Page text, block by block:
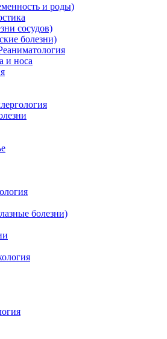
и роды)
сосудов)
болезни)
и носа
болезни)